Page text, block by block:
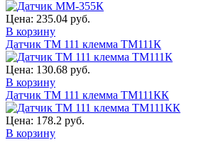
Цена: 235.04 руб.
В корзину
Датчик ТМ 111 клемма ТМ111К
Цена: 130.68 руб.
В корзину
Датчик ТМ 111 клемма ТМ111КК
Цена: 178.2 руб.
В корзину